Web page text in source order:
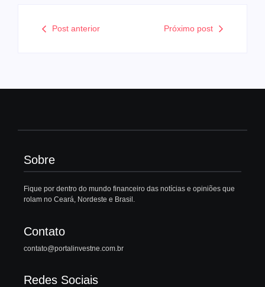
Post anterior Próximo post
Sobre
Fique por dentro do mundo financeiro das notícias e opiniões que
rolam no Ceará, Nordeste e Brasil.
Contato
contato@portalinvestne.com.br
Redes Sociais